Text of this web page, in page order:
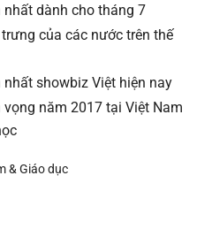
dành cho tháng 7
của các nước trên thế
showbiz Việt hiện nay
năm 2017 tại Việt Nam
& Giáo dục